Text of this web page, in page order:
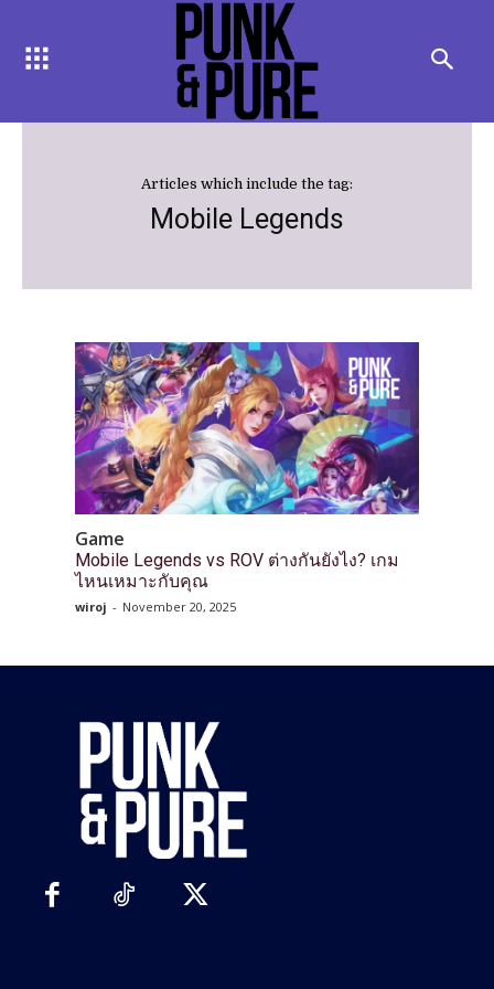
Articles which include the tag:
Mobile Legends
Game
Mobile Legends vs ROV ต่างกันยังไง? เกม
ไหนเหมาะกับคุณ
wiroj - November 20, 2025